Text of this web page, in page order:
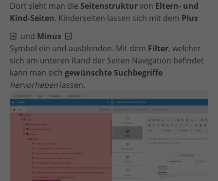
Dort sieht man die Seitenstrukturvon Eltern- und
Kind-Seiten. Kinderseiten lassen sich mit dem Plus
und Minus
Symbol ein und ausblenden. Mit dem Filter, welcher
sich am unteren Rand der Seiten Navigation befindet
kann man sich gewünschte Suchbegriffe
hervorheben lassen.